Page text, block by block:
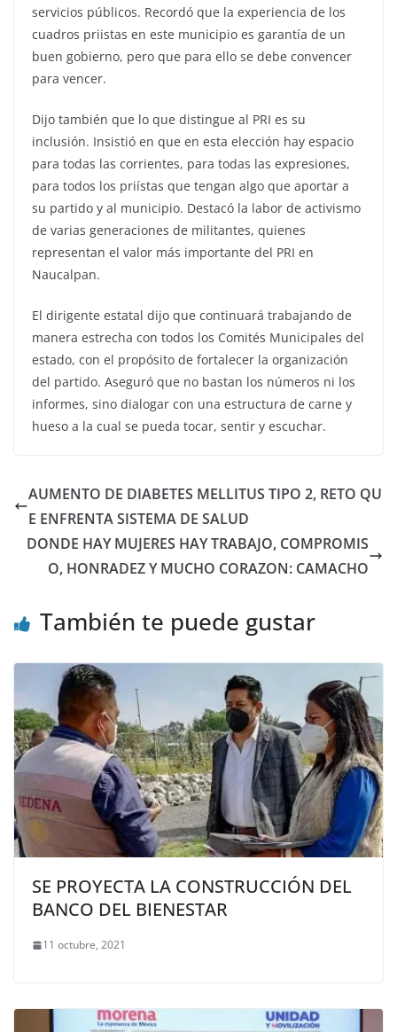
servicios públicos. Recordó que la experiencia de los
cuadros priistas en este municipio es garantía de un
buen gobierno, pero que para ello se debe convencer
para vencer.
Dijo también que lo que distingue al PRI es su
inclusión. Insistió en que en esta elección hay espacio
para todas las corrientes, para todas las expresiones,
para todos los priístas que tengan algo que aportar a
su partido y al municipio. Destacó la labor de activismo
de varias generaciones de militantes, quienes
representan el valor más importante del PRI en
Naucalpan.
El dirigente estatal dijo que continuará trabajando de
manera estrecha con todos los Comités Municipales del
estado, con el propósito de fortalecer la organización
del partido. Aseguró que no bastan los números ni los
informes, sino dialogar con una estructura de carne y
hueso a la cual se pueda tocar, sentir y escuchar.
AUMENTO DE DIABETES MELLITUS TIPO 2, RETO QU
E ENFRENTA SISTEMA DE SALUD
DONDE HAY MUJERES HAY TRABAJO, COMPROMIS
O, HONRADEZ Y MUCHO CORAZON: CAMACHO
También te puede gustar
SE PROYECTA LA CONSTRUCCIÓN DEL
BANCO DEL BIENESTAR
11 octubre, 2021